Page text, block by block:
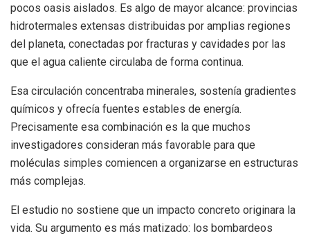
pocos oasis aislados. Es algo de mayor alcance: provincias
hidrotermales extensas distribuidas por amplias regiones
del planeta, conectadas por fracturas y cavidades por las
que el agua caliente circulaba de forma continua.
Esa circulación concentraba minerales, sostenía gradientes
químicos y ofrecía fuentes estables de energía.
Precisamente esa combinación es la que muchos
investigadores consideran más favorable para que
moléculas simples comiencen a organizarse en estructuras
más complejas.
El estudio no sostiene que un impacto concreto originara la
vida. Su argumento es más matizado: los bombardeos